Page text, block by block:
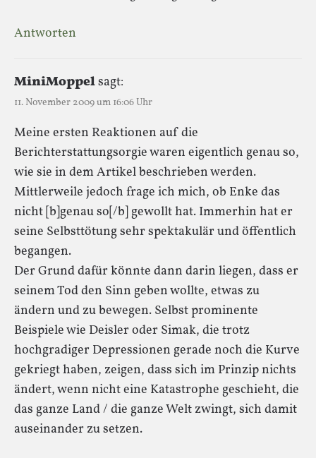
Antworten
MiniMoppelsagt:
11. November 2009 um 16:06 Uhr
Meine ersten Reaktionen auf die
Berichterstattungsorgie waren eigentlich genau so,
wie sie in dem Artikel beschrieben werden.
Mittlerweile jedoch frage ich mich, ob Enke das
nicht [b]genau so[/b] gewollt hat. Immerhin hat er
seine Selbsttötung sehr spektakulär und öffentlich
begangen.
Der Grund dafür könnte dann darin liegen, dass er
seinem Tod den Sinn geben wollte, etwas zu
ändern und zu bewegen. Selbst prominente
Beispiele wie Deisler oder Simak, die trotz
hochgradiger Depressionen gerade noch die Kurve
gekriegt haben, zeigen, dass sich im Prinzip nichts
ändert, wenn nicht eine Katastrophe geschieht, die
das ganze Land / die ganze Welt zwingt, sich damit
auseinander zu setzen.